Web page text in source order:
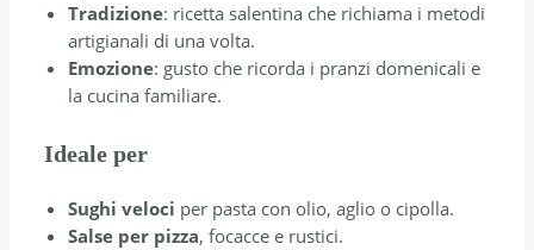
Tradizione: ricetta salentina che richiama i metodi
artigianali di una volta.
Emozione: gusto che ricorda i pranzi domenicali e
la cucina familiare.
Ideale per
Sughi veloci per pasta con olio, aglio o cipolla.
Salse per pizza, focacce e rustici.